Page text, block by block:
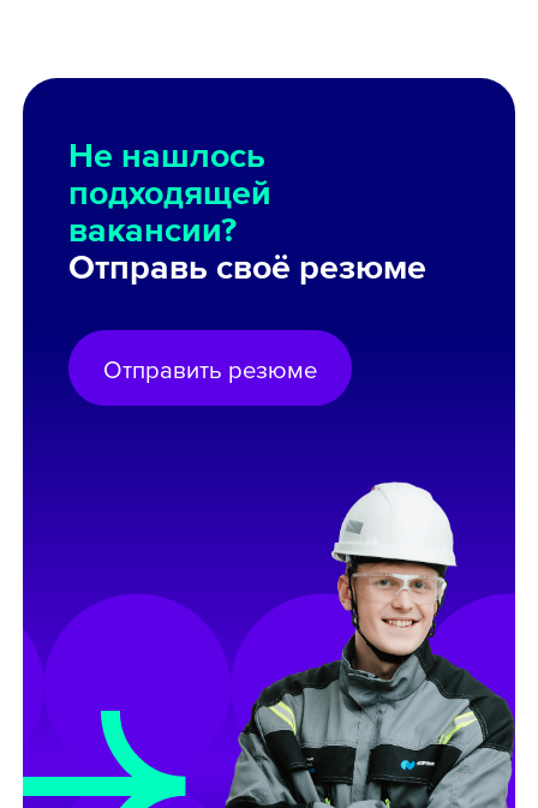
Не нашлось
подходящей
вакансии?
Отправь своё резюме
Отправить резюме